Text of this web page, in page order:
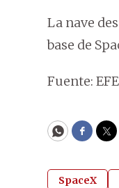
La nave
base de
Fuente:
SpaceX